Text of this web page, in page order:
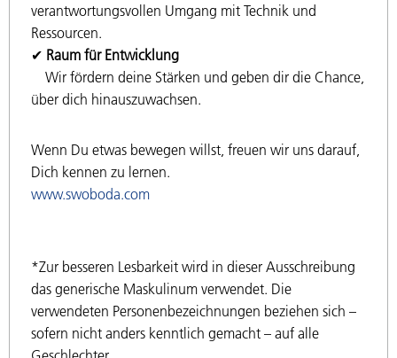
verantwortungsvollen Umgang mit Technik und
Ressourcen.
✔ Raum für Entwicklung
Wir fördern deine Stärken und geben dir die Chance,
über dich hinauszuwachsen.
Wenn Du etwas bewegen willst, freuen wir uns darauf,
Dich kennen zu lernen.
www.swoboda.com
*Zur besseren Lesbarkeit wird in dieser Ausschreibung
das generische Maskulinum verwendet. Die
verwendeten Personenbezeichnungen beziehen sich –
sofern nicht anders kenntlich gemacht – auf alle